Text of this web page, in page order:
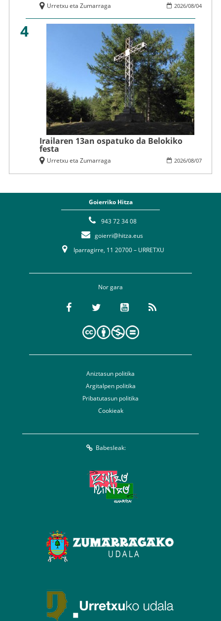
2026/08/04
Urretxu eta Zumarraga
4
Irailaren 13an ospatuko da Belokiko
festa
2026/08/07
Urretxu eta Zumarraga
Goierriko Hitza
943 72 34 08
goierri@hitza.eus
Iparragirre, 11 20700 – URRETXU
Nor gara
Aniztasun politika
Argitalpen politika
Pribatutasun politika
Cookieak
Babesleak: